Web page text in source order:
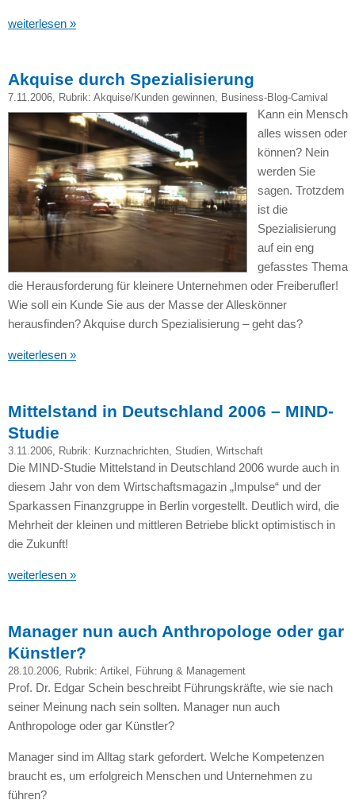
weiterlesen »
Akquise durch Spezialisierung
7.11.2006, Rubrik: Akquise/Kunden gewinnen, Business-Blog-Carnival
Kann ein Mensch
alles wissen oder
können? Nein
werden Sie
sagen. Trotzdem
ist die
Spezialisierung
auf ein eng
gefasstes Thema
die Herausforderung für kleinere Unternehmen oder Freiberufler!
Wie soll ein Kunde Sie aus der Masse der Alleskönner
herausfinden? Akquise durch Spezialisierung – geht das?
weiterlesen »
Mittelstand in Deutschland 2006 – MIND-
Studie
3.11.2006, Rubrik: Kurznachrichten, Studien, Wirtschaft
Die MIND-Studie Mittelstand in Deutschland 2006 wurde auch in
diesem Jahr von dem Wirtschaftsmagazin „Impulse“ und der
Sparkassen Finanzgruppe in Berlin vorgestellt. Deutlich wird, die
Mehrheit der kleinen und mittleren Betriebe blickt optimistisch in
die Zukunft!
weiterlesen »
Manager nun auch Anthropologe oder gar
Künstler?
28.10.2006, Rubrik: Artikel , Führung & Management
Prof. Dr. Edgar Schein beschreibt Führungskräfte, wie sie nach
seiner Meinung nach sein sollten. Manager nun auch
Anthropologe oder gar Künstler?
Manager sind im Alltag stark gefordert. Welche Kompetenzen
braucht es, um erfolgreich Menschen und Unternehmen zu
führen?